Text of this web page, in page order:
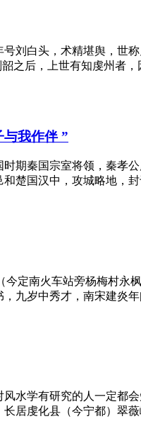
刘白头，术精堪舆，世
之后，上世有知虔州者
我作伴 ”
期秦国宗室将领，秦孝
楚国汉中，攻城略地，
今定南火车站旁杨梅村
九岁中秀才，南宋建炎
水学有研究的人一定都
居虔化县（今宁都）翠